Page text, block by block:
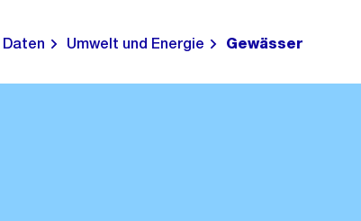
Daten Umwelt und Energie Gewässer